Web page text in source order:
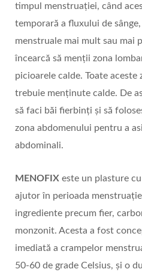
timpul menstruației, când
temporară a fluxului de
menstruale mai mult sau mai
încearcă să menții zona
picioarele calde. Toate
trebuie menținute calde. De
să faci băi fierbinți și să
zona abdomenului pentru a
abdominali.
MENOFIX este un plasture
ajutor în perioada
ingrediente precum fier,
monzonit. Acesta a fost
imediată a crampelor
50-60 de grade Celsius, și o